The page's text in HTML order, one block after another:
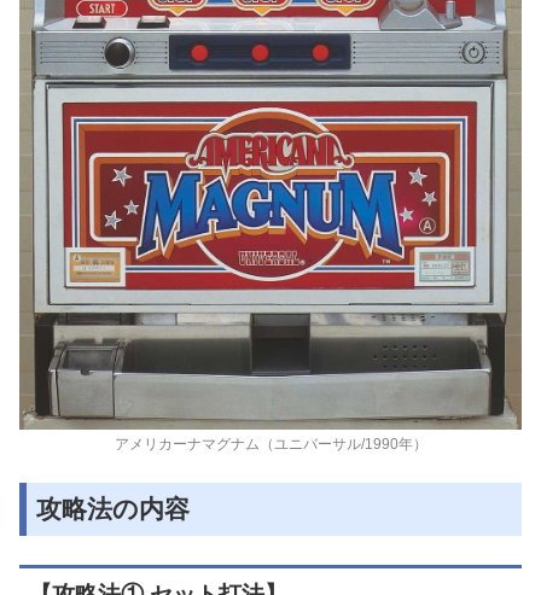
アメリカーナマグナム（ユニバーサル/1990年）
攻略法の内容